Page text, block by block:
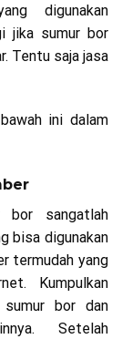
digunakan
jika sumur bor
Tentu saja jasa
ini dalam
bor sangatlah
bisa digunakan
termudah yang
Kumpulkan
bor dan
Setelah